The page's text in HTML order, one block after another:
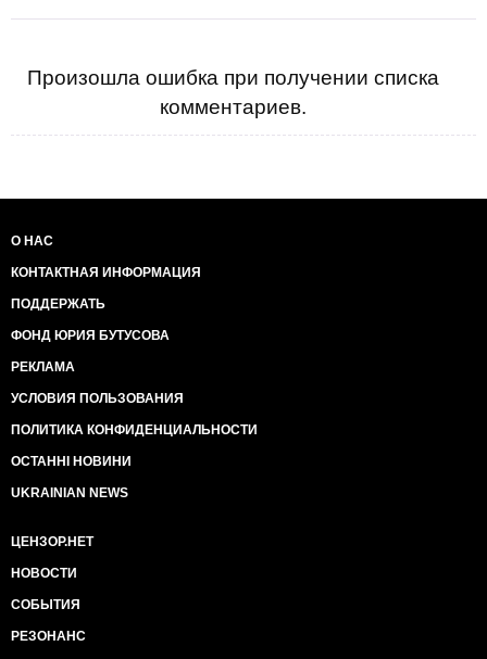
Произошла ошибка при получении списка
комментариев.
О НАС
КОНТАКТНАЯ ИНФОРМАЦИЯ
ПОДДЕРЖАТЬ
ФОНД ЮРИЯ БУТУСОВА
РЕКЛАМА
УСЛОВИЯ ПОЛЬЗОВАНИЯ
ПОЛИТИКА КОНФИДЕНЦИАЛЬНОСТИ
ОСТАННІ НОВИНИ
UKRAINIAN NEWS
ЦЕНЗОР.НЕТ
НОВОСТИ
СОБЫТИЯ
РЕЗОНАНС